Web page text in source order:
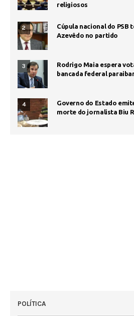
religiosos
2
Cúpula nacional do PSB
Azevêdo no partido
3
Rodrigo Maia espera
bancada federal
4
Governo do Estado
morte do jornalista Biu
POLÍTICA